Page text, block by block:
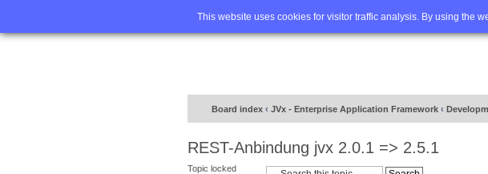
This website uses cookies for visitor traffic analysis. By using the
Home FAQ Advanced
Board index ‹ JVx - Enterprise Application Framework ‹
REST-Anbindung jvx 2.0.1 => 2.5.1
Topic locked